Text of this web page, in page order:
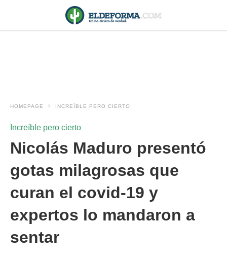
HOMEPAGE INCREÍBLE PERO CIERTO
Increíble pero cierto
Nicolás Maduro presentó
gotas milagrosas que
curan el covid-19 y
expertos lo mandaron a
sentar